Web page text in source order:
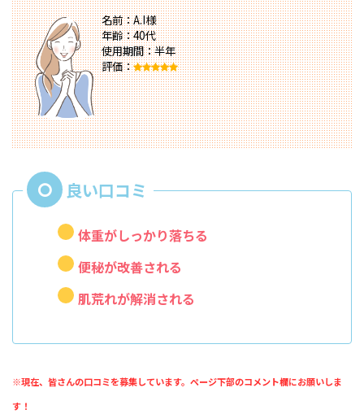
名前：A.I様
年齢：40代
使用期間：半年
評価：
体重がしっかり落ちる
便秘が改善される
肌荒れが解消される
※現在、皆さんの口コミを募集しています。ページ下部のコメント欄にお願いしま
す！